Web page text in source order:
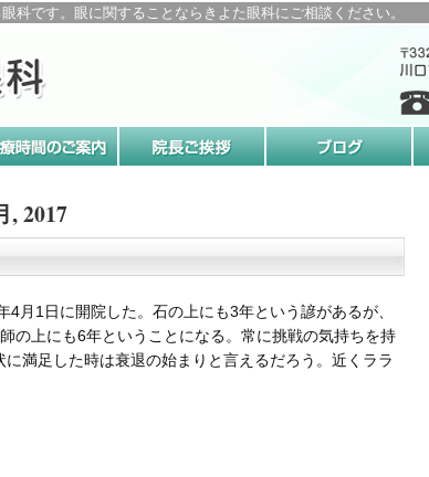
科です。眼に関することならきよた眼科にご相談ください。
, 2017
4月1日に開院した。石の上にも3年という諺があるが、
の上にも6年ということになる。常に挑戦の気持ちを持
に満足した時は衰退の始まりと言えるだろう。近くララ